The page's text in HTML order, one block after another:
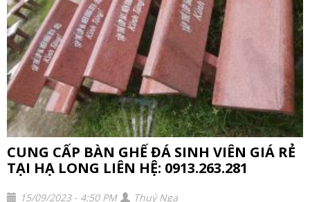
CUNG CẤP BÀN GHẾ ĐÁ SINH VIÊN GIÁ RẺ
TẠI HẠ LONG LIÊN HỆ: 0913.263.281
15/09/2023 - 4:50 PM
Thuý Nga